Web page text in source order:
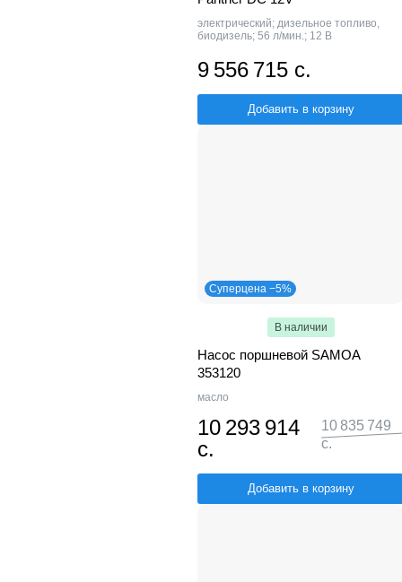
электрический; дизельное топливо,
биодизель; 56 л/мин.; 12 В
9 556 715 с.
Добавить в корзину
Суперцена −5%
В наличии
Насос поршневой SAMOA
353120
масло
10 293 914
с.
10 835 749
с.
Добавить в корзину